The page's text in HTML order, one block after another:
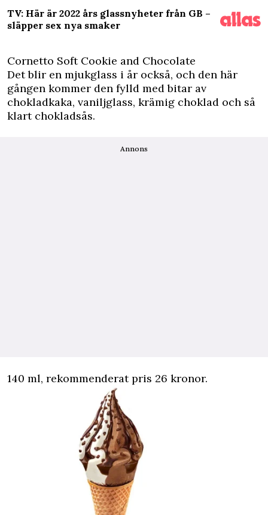
TV: Här är 2022 års glassnyheter från GB –
släpper sex nya smaker
Cornetto Soft Cookie and Chocolate
Det blir en mjukglass i år också, och den här
gången kommer den fylld med bitar av
chokladkaka, vaniljglass, krämig choklad och så
klart chokladsås.
Annons
140 ml, rekommenderat pris 26 kronor.